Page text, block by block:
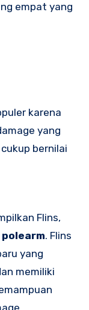
empat yang
karena
yang
bernilai
Flins,
. Flins
yang
memiliki